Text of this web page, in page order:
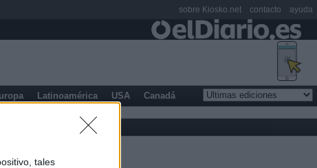
tales
Latinoamérica USA Canadá
sobre Kiosko.net contacto ayuda